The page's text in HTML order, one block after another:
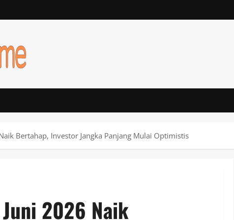
Bertahap, Investor Jangka Panjang Mulai Optimistis
2026 Naik